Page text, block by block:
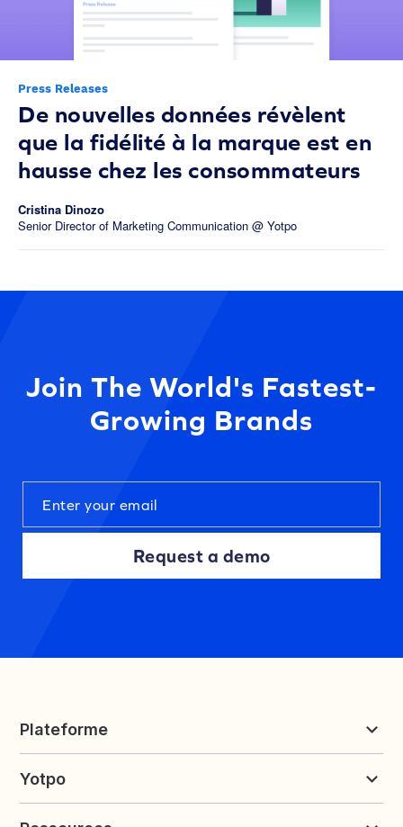
Press Releases
De nouvelles données révèlent
que la fidélité à la marque est en
hausse chez les consommateurs
Cristina Dinozo
Senior Director of Marketing Communication @ Yotpo
Join The World's Fastest-
Growing Brands
Request a demo
Plateforme
Fidélité et parrainage
Yotpo